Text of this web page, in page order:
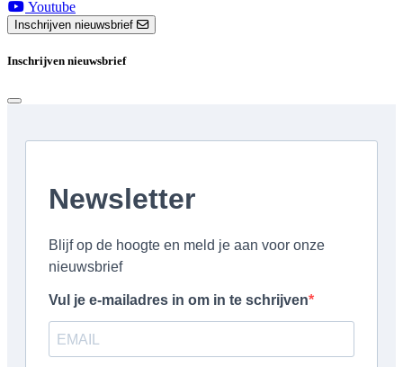
Youtube
Inschrijven nieuwsbrief
Inschrijven nieuwsbrief